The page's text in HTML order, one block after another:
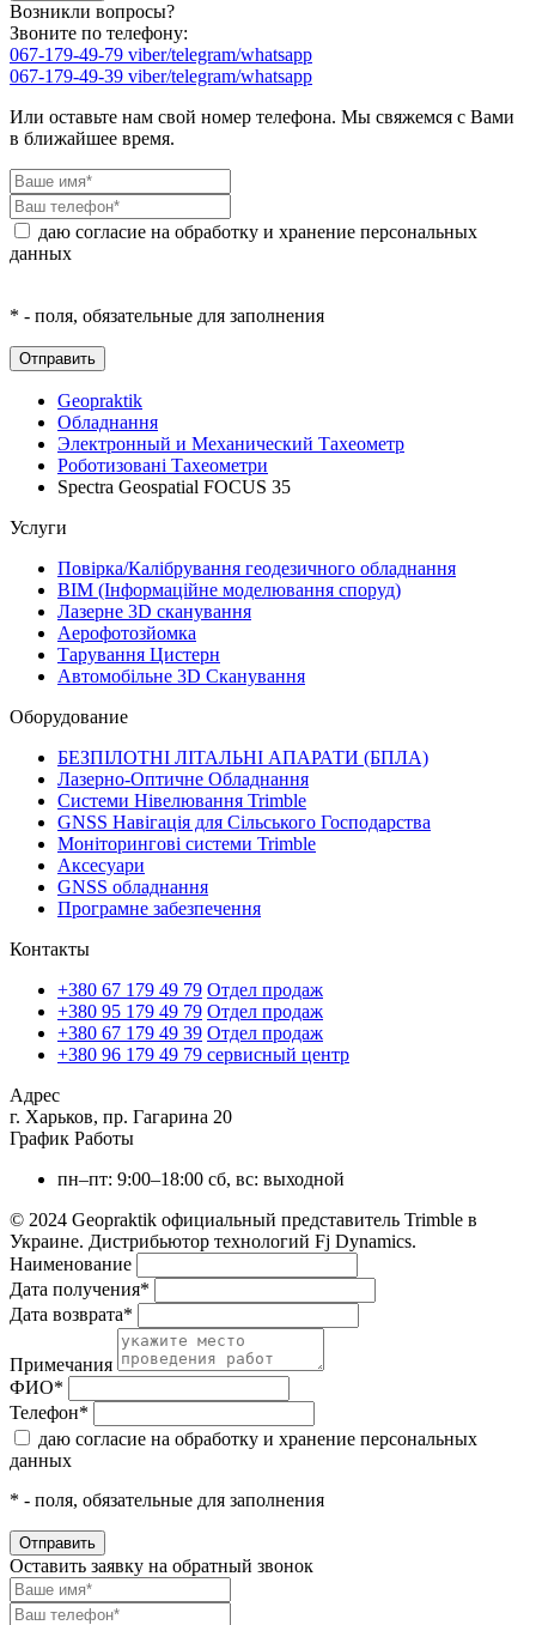
Возникли вопросы?
Звоните по телефону:
067-179-49-79 viber/telegram/whatsapp
067-179-49-39 viber/telegram/whatsapp
Или оставьте нам свой номер телефона. Мы свяжемся с Вами
в ближайшее время.
даю согласие на обработку и хранение персональных
данных
* - поля, обязательные для заполнения
Geopraktik
Обладнання
Электронный и Механический Тахеометр
Роботизовані Тахеометри
Spectra Geospatial FOCUS 35
Услуги
Повірка/Калібрування геодезичного обладнання
BIM (Інформаційне моделювання споруд)
Лазерне 3D сканування
Аерофотозйомка
Тарування Цистерн
Автомобільне 3D Сканування
Оборудование
БЕЗПІЛОТНІ ЛІТАЛЬНІ АПАРАТИ (БПЛА)
Лазерно-Оптичне Обладнання
Системи Нівелювання Trimble
GNSS Навігація для Сільського Господарства
Моніторингові системи Trimble
Аксесуари
GNSS обладнання
Програмне забезпечення
Контакты
+380 67 179 49 79 Отдел продаж
+380 95 179 49 79 Отдел продаж
+380 67 179 49 39 Отдел продаж
+380 96 179 49 79 сервисный центр
Адрес
г. Харьков, пр. Гагарина 20
График Работы
пн–пт: 9:00–18:00 сб, вс: выходной
© 2024 Geopraktik официальный представитель Trimble в
Украине. Дистрибьютор технологий Fj Dynamics.
Наименование
Дата получения*
Дата возврата*
Примечания
ФИО*
Телефон*
даю согласие на обработку и хранение персональных
данных
* - поля, обязательные для заполнения
Оставить заявку на обратный звонок